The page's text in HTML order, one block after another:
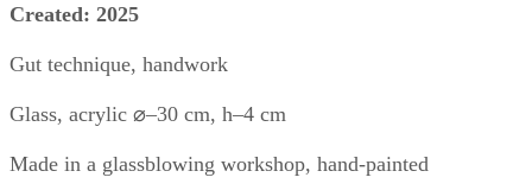
Created: 2025
Gut technique, handwork
Glass, acrylic ⌀–30 cm, h–4 cm
Made in a glassblowing workshop, hand-painted